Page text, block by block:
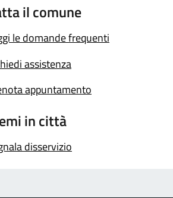
il comune
le domande frequenti
assistenza
appuntamento
in città
disservizio